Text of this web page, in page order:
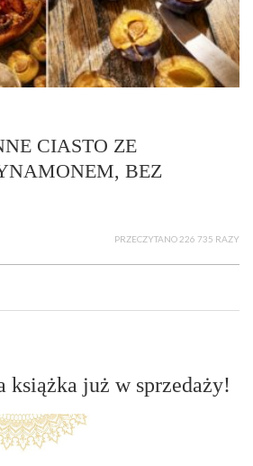
CIASTO ZE
BEZ
PRZECZYTANO 226 735 RAZY
książka już w sprzedaży!